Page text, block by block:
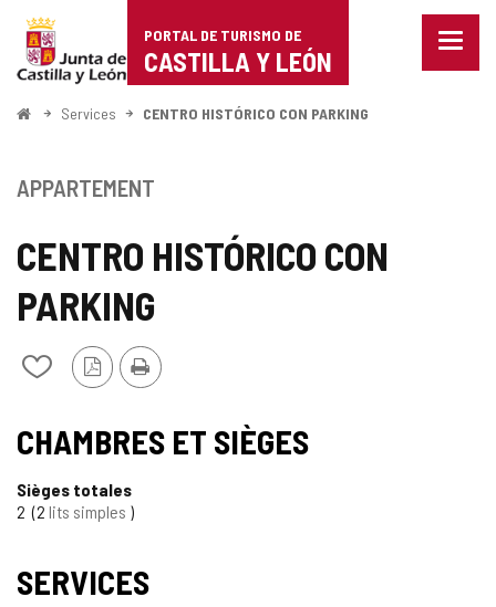
Portal
de
Turismo
Castilla
León
PORTAL DE TURISMO DE
CASTILLA Y LEÓN
Menu
<
Services CENTRO HISTÓRICO CON PARKING
CENTRO HISTÓRICO CON
PARKING
Ajouter/retirer
de
cahiers
Version
PDF
Imprimer
APPARTEMENT
CHAMBRES ET SIÈGES
Sièges totales
2 2 lits simples
SERVICES